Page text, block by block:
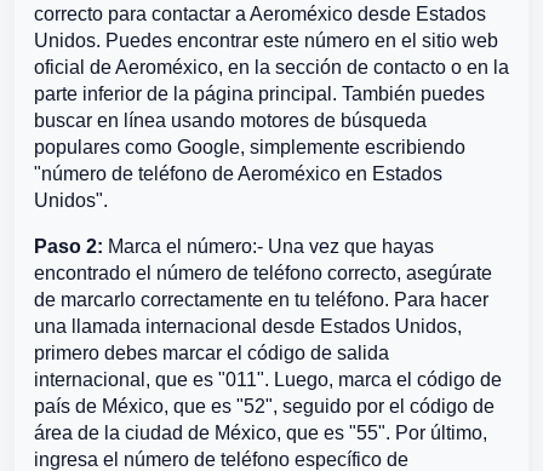
correcto para contactar a Aeroméxico desde Estados
Unidos. Puedes encontrar este número en el sitio web
oficial de Aeroméxico, en la sección de contacto o en la
parte inferior de la página principal. También puedes
buscar en línea usando motores de búsqueda
populares como Google, simplemente escribiendo
"número de teléfono de Aeroméxico en Estados
Unidos".
Paso 2: Marca el número:- Una vez que hayas
encontrado el número de teléfono correcto, asegúrate
de marcarlo correctamente en tu teléfono. Para hacer
una llamada internacional desde Estados Unidos,
primero debes marcar el código de salida
internacional, que es "011". Luego, marca el código de
país de México, que es "52", seguido por el código de
área de la ciudad de México, que es "55". Por último,
ingresa el número de teléfono específico de